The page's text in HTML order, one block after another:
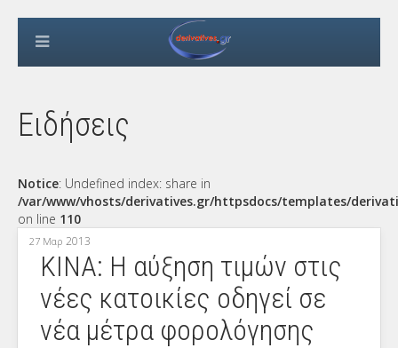
Ειδήσεις
Notice: Undefined index: share in
/var/www/vhosts/derivatives.gr/httpsdocs/templates/
on line 110
27 Μαρ 2013
ΚΙΝΑ: Η αύξηση τιμών στις
νέες κατοικίες οδηγεί σε
νέα μέτρα φορολόγησης